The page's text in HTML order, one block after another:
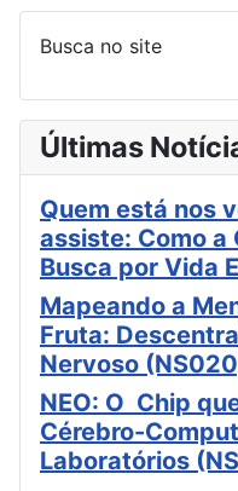
Busca no site
Últimas
Quem está nos
assiste: Como a
Busca por Vida
Mapeando a
Fruta:
Nervoso
NEO: O Chip
Cérebro-
Laboratórios